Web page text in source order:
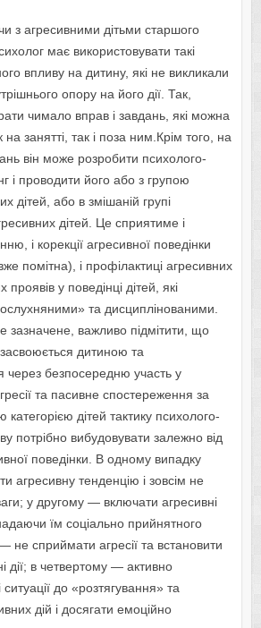
з агресивними дітьми старшого
має використовувати такі
впливу на дитину, які не викликали
опору на його дії. Так,
чимало вправ і завдань, які можна
на занятті, так і поза ним.Крім того, на
він може розробити психолого-
і проводити його або з групою
дітей, або в змішаній групі
дітей. Це сприятиме і
і корекції агресивної поведінки
помітна), і профілактиці агресивних
проявів у поведінці дітей, які
та дисциплінованими.
зазначене, важливо підмітити, що
дитиною та
через безпосередню участь у
та пасивне спостереження за
категорією дітей тактику психолого-
потрібно вибудовувати залежно від
поведінки. В одному випадку
агресивну тенденцію і зовсім не
у другому — включати агресивні
їм соціально прийнятного
не сприймати агресії та встановити
дії; в четвертому — активно
ситуації до «розтягування» та
дій і досягати емоційно